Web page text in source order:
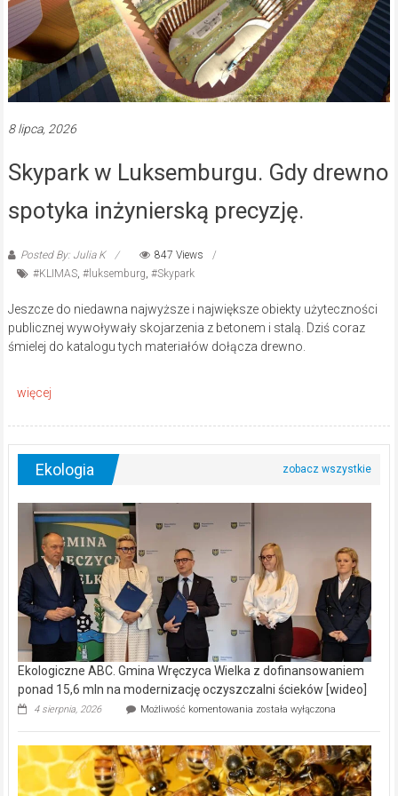
8 lipca, 2026
Skypark w Luksemburgu. Gdy drewno
spotyka inżynierską precyzję.
Posted By: Julia K
847 Views
#KLIMAS, #luksemburg, #Skypark
Jeszcze do niedawna najwyższe i największe obiekty użyteczności
publicznej wywoływały skojarzenia z betonem i stalą. Dziś coraz
śmielej do katalogu tych materiałów dołącza drewno.
Ekologia
Ekologiczne ABC. Gmina Wręczyca Wielka z dofinansowaniem
ponad 15,6 mln na modernizację oczyszczalni ścieków [wideo]
4 sierpnia, 2026 Możliwość komentowania Ekologiczne
Wręczyca
Wielka
z
została wyłączona